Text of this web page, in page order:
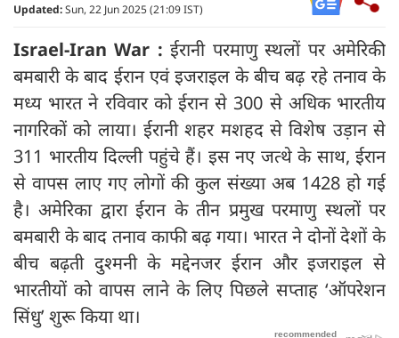
Updated:Sun, 22 Jun 2025 (21:09 IST)
Israel-Iran War :ईरानी परमाणु स्थलों पर अमेरिकी
बमबारी के बाद ईरान एवं इजराइल के बीच बढ़ रहे तनाव के
मध्य भारत ने रविवार को ईरान से 300 से अधिक भारतीय
नागरिकों को लाया। ईरानी शहर मशहद से विशेष उड़ान से
311 भारतीय दिल्ली पहुंचे हैं। इस नए जत्थे के साथ, ईरान
से वापस लाए गए लोगों की कुल संख्या अब 1428 हो गई
है। अमेरिका द्वारा ईरान के तीन प्रमुख परमाणु स्थलों पर
बमबारी के बाद तनाव काफी बढ़ गया। भारत ने दोनों देशों के
बीच बढ़ती दुश्मनी के मद्देनजर ईरान और इजराइल से
भारतीयों को वापस लाने के लिए पिछले सप्ताह ‘ऑपरेशन
सिंधु’ शुरू किया था।